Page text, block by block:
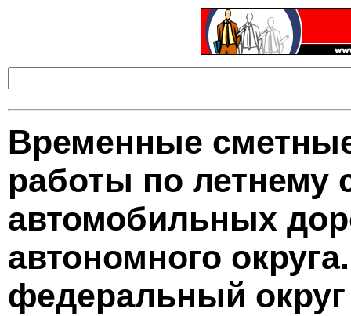
Временные
работы по летнему
автомобильных
автономного
федеральный округ